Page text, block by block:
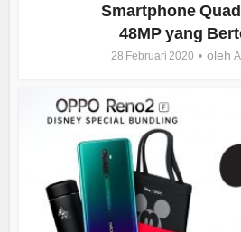
Smartphone
48MP yang
28 Februari 2020 oleh